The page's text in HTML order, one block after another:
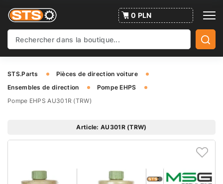
0 PLN
STS.Parts
Pièces de direction voiture
Ensembles de direction
Pompe EHPS
Pompe EHPS AU301R (TRW)
Article: AU301R (TRW)